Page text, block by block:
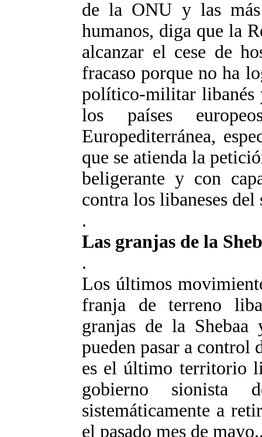
de la ONU y las más
humanos, diga que la
alcanzar el cese de
fracaso porque no ha
político-militar libanés
los países
Europediterránea,
que se atienda la
beligerante y con
contra los libaneses del
.
Las granjas de la
.
Los últimos
franja de terreno
granjas de la
pueden pasar a control
es el último territorio
gobierno sionista
sistemáticamente a
el pasado mes de